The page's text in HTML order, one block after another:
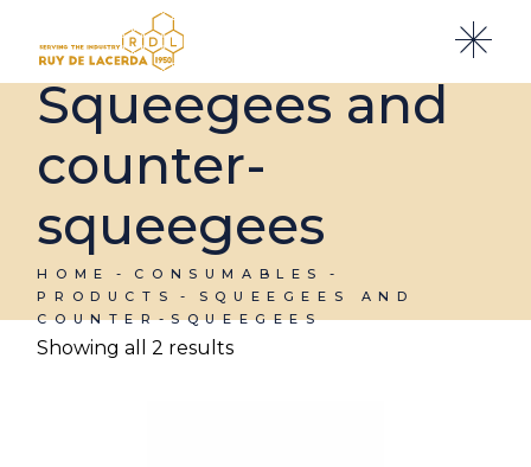
content
Squeegees and
counter-
squeegees
HOME
CONSUMABLES
PRODUCTS
SQUEEGEES AND
COUNTER-SQUEEGEES
Showing all 2 results